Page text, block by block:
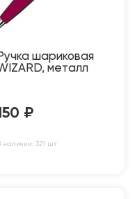
шариковая
металл
₽
наличии: 321 шт